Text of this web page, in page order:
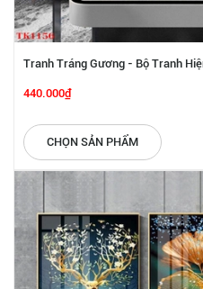
Tranh Tráng Gương - Bộ Tranh
440.000₫
CHỌN SẢN PHẨM